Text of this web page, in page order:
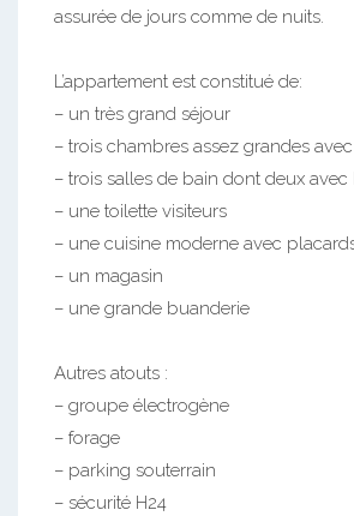
assurée de jours comme de nuits.
L’appartement est constitué de:
– un très grand séjour
– trois chambres assez grandes
– trois salles de bain dont deux
– une toilette visiteurs
– une cuisine moderne avec
– un magasin
– une grande buanderie
Autres atouts :
– groupe électrogène
– forage
– parking souterrain
– sécurité H24